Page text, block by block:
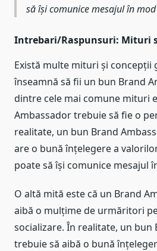
să își comunice mesajul în
Intrebari/Raspunsuri: Mituri
Există multe mituri și concepții
înseamnă să fii un bun Brand
dintre cele mai comune mituri
Ambassador trebuie să fie o
realitate, un bun Brand
are o bună înțelegere a
poate să își comunice mesajul
O altă mită este că un Brand
aibă o mulțime de urmăritori
socializare. În realitate, un bun
trebuie să aibă o bună